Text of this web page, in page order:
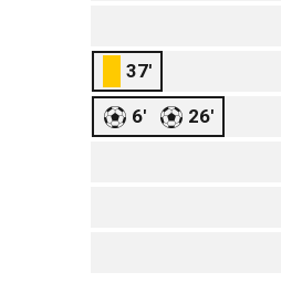
37'
6' 26'